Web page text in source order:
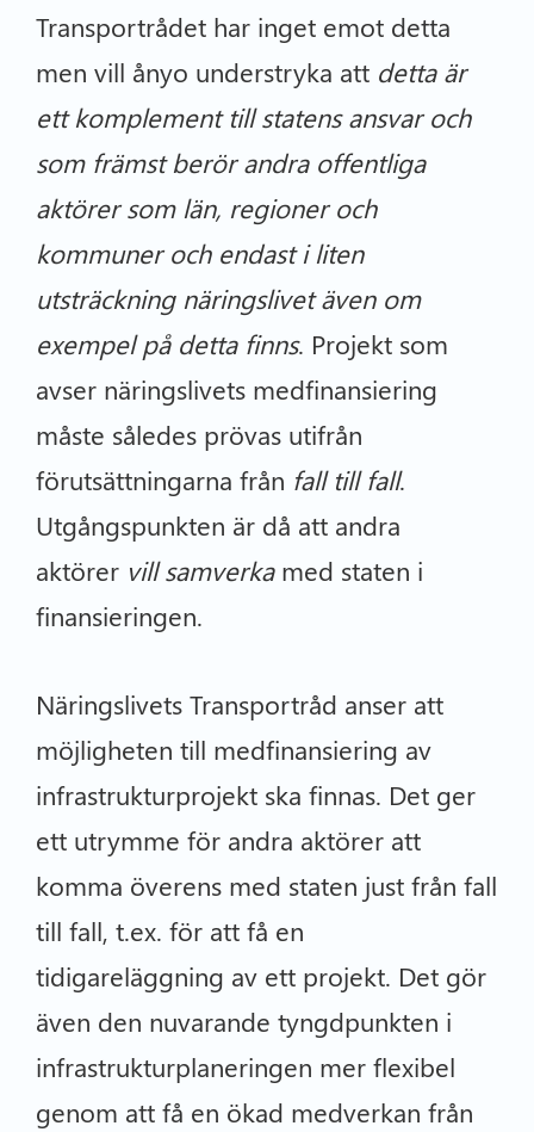
Transportrådet har inget emot detta
men vill ånyo understryka att detta är
ett komplement till statens ansvar och
som främst berör andra offentliga
aktörer som län, regioner och
kommuner och endast i liten
utsträckning näringslivet även om
exempel på detta finns. Projekt som
avser näringslivets medfinansiering
måste således prövas utifrån
förutsättningarna från fall till fall.
Utgångspunkten är då att andra
aktörer vill samverkamed staten i
finansieringen.
Näringslivets Transportråd anser att
möjligheten till medfinansiering av
infrastrukturprojekt ska finnas. Det ger
ett utrymme för andra aktörer att
komma överens med staten just från fall
till fall, t.ex. för att få en
tidigareläggning av ett projekt. Det gör
även den nuvarande tyngdpunkten i
infrastrukturplaneringen mer flexibel
genom att få en ökad medverkan från